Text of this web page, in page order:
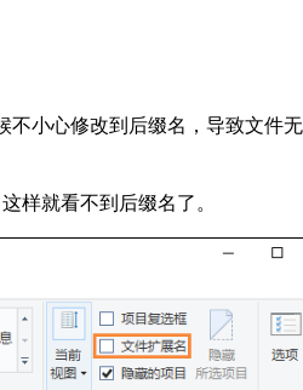
小心修改到后缀名，导致文件
样就看不到后缀名了。